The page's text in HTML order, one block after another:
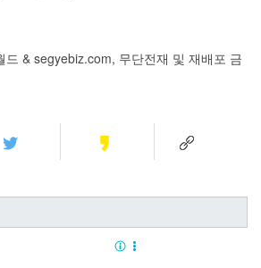
& segyebiz.com, 무단전재 및 재배포 금